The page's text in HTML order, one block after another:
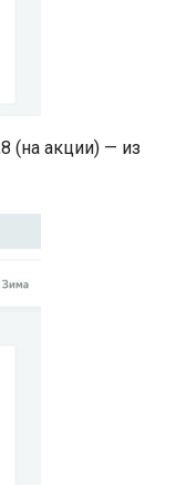
(на акции) — из